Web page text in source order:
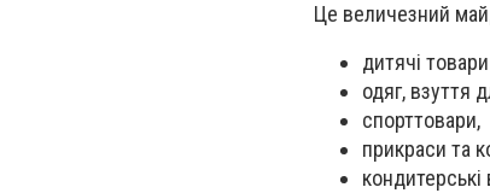
Це величезний
дитячі
одяг, взуття
спорттовари,
прикраси та